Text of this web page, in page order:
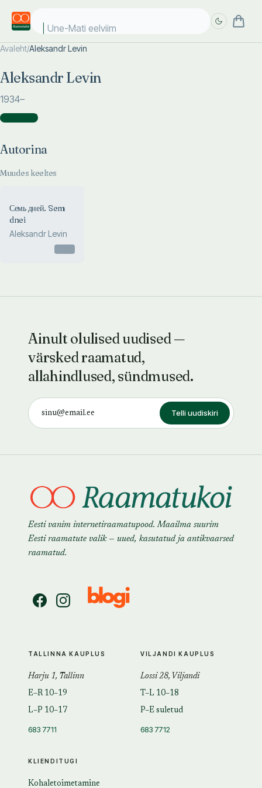
Une-Mati eelviima
Avaleht/Aleksandr Levin
Aleksandr Levin
1934–
Autorina )
Autorina
Muudes keeltes
Семь дней. Sem
dnei
Aleksandr Levin
Ainult olulised uudised —
värsked raamatud,
allahindlused, sündmused.
Telli uudiskiri
Eesti vanim internetiraamatupood. Maailma suurim
Eesti raamatute valik — uued, kasutatud ja antikvaarsed
raamatud.
KLIENDITUGI
Kohaletoimetamine
TALLINNA KAUPLUS
Harju 1, Tallinn
E–R 10–19
L–P 10–17
683 7711
VILJANDI KAUPLUS
Lossi 28, Viljandi
T–L 10–18
P–E suletud
683 7712